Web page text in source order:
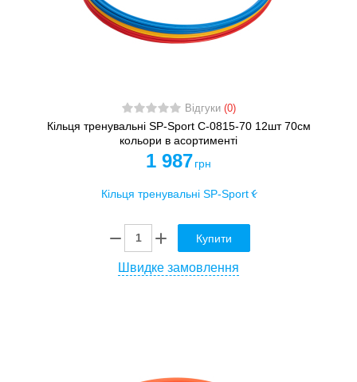
Відгуки (0)
Кільця тренувальні SP-Sport C-0815-70 12шт 70см
кольори в асортименті
1 987 грн
Купити
Швидке замовлення